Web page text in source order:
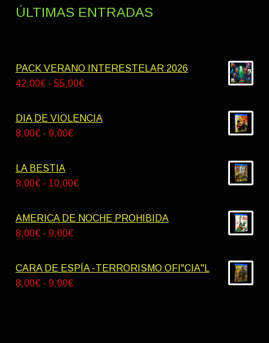
ÚLTIMAS ENTRADAS
PACK VERANO INTERESTELAR 2026
42,00€ - 55,00€Rango
precios:
DIA DE VIOLENCIA
8,00€ - 9,00€Rango
desde
9,00€
LA BESTIA
9,00€ - 10,00€Rango
precios:
10,00€
AMERICA DE NOCHE PROHIBIDA
8,00€ - 9,00€Rango
precios:
desde
CARA DE ESPÍA -TERRORISMO OFI"CIA"L
8,00€ - 9,00€Rango